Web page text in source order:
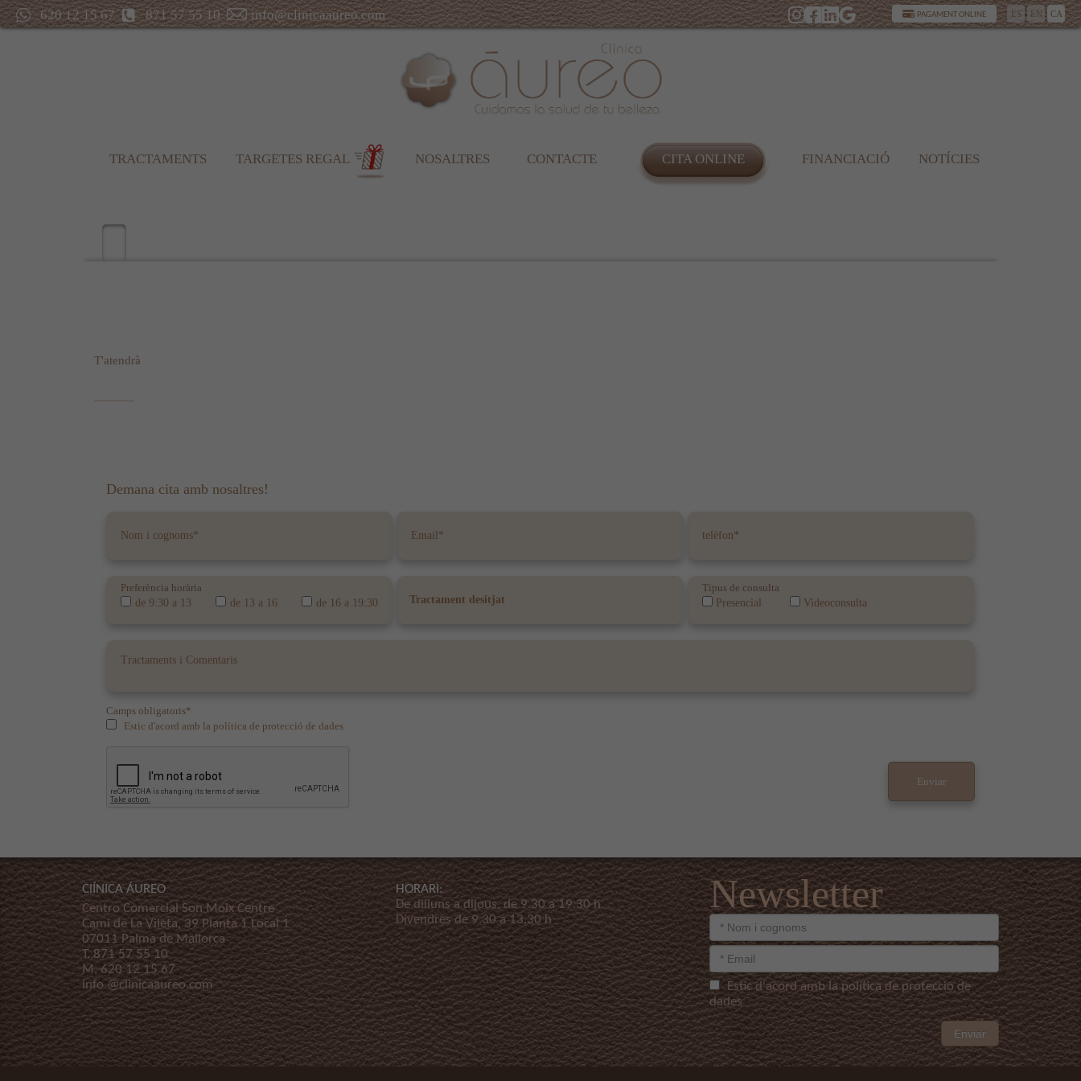
620 12 15 67 871 57 55 10 info@clinicaaureo.com PAGAMENT ONLINE ES EN CA
TRACTAMENTS TARGETES REGAL NOSALTRES CONTACTE CITA ONLINE FINANCIACIÓ NOTÍCIES
T'atendrà
Demana cita amb nosaltres!
Preferència horària
de 9:30 a 13
de 13 a 16 de 16 a 19:30
Tipus de consulta
Presencial
Videoconsulta
Camps obligatoris*
Estic d'acord amb la política de protecció de dades
ClÍNICA ÁUREO
Centro Comercial Son Moix Centre
Cami de La Vileta, 39 Planta 1 Local 1
07011 Palma de Mallorca
T.871 57 55 10
M.620 12 15 67
info @clinicaaureo.com
HORARI:
De dilluns a dijous, de 9.30 a 19.30 h
Divendres de 9.30 a 13.30 h
Newsletter
Estic d'acord amb la política de protecció de
dades
Enviar